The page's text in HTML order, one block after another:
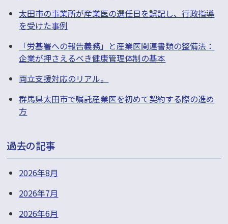
太田市の事業所が産業医の選任日を誤記し、行政指導
を受けた事例
「労基署への報告義務」と産業医関連書類の整備法：
企業が押さえるべき健康管理体制の基本
両立支援対応のリアル。
群馬県太田市で嘱託産業医を初めて契約する際の進め
方
過去の記事
2026年8月
2026年7月
2026年6月